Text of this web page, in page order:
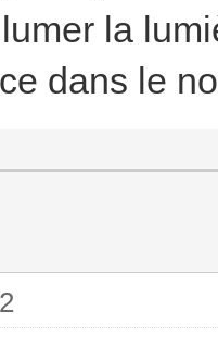
la
dans le